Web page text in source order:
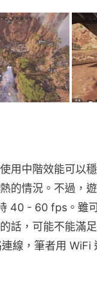
用中階效能可以
的情況。不過，
40 - 60 fps。雖
話，可能不能滿
線，筆者用 WiFi